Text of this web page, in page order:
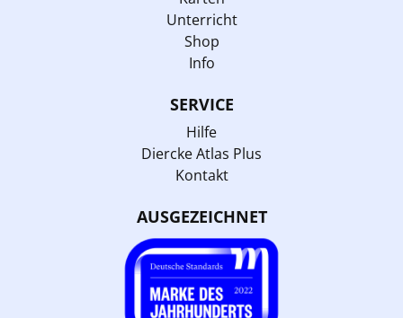
Unterricht
Shop
Info
SERVICE
Hilfe
Diercke Atlas Plus
Kontakt
AUSGEZEICHNET